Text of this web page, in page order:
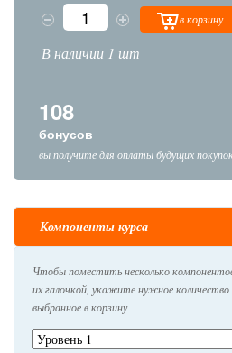
в корзину
В наличии 1 шт
108
бонусов
вы получите для оплаты будущих
Компоненты курса
Чтобы поместить несколько
их галочкой, укажите нужное
выбранное в корзину